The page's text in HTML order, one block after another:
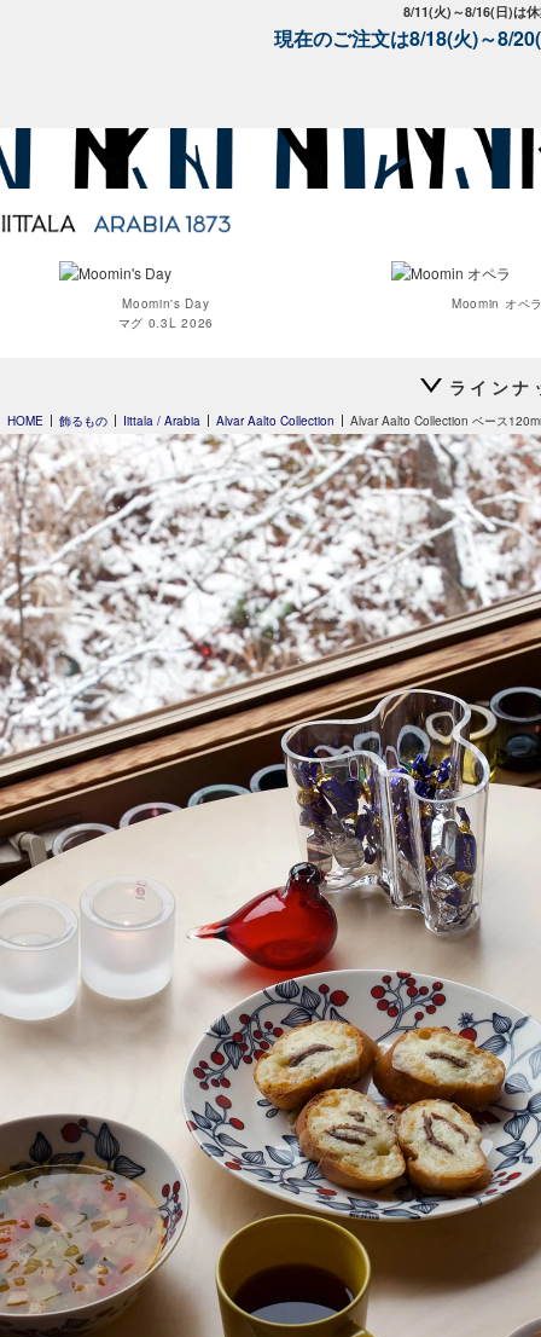
8/11(火)～8/16(日)は
現在のご注文は8/18(火)～8/
Moomin's Day
マグ 0.3L 2026
Moomin オペ
Teema
プレート 12cm
Teema
プレート
Teema
スクエアプレート12×12cm
ラインナ
HOME 飾るもの Iittala / Arabia Alvar Aalto Collection Alvar Aalto Collection ベース